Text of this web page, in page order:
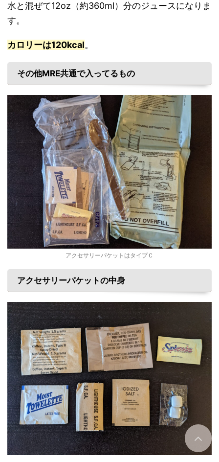
水と混ぜて12oz（約360ml）分のジュースになりま
す。
カロリーは120kcal。
その他MRE共通で入ってるもの
アクセサリーパケットはタイプＣ
アクセサリーパケットの中身